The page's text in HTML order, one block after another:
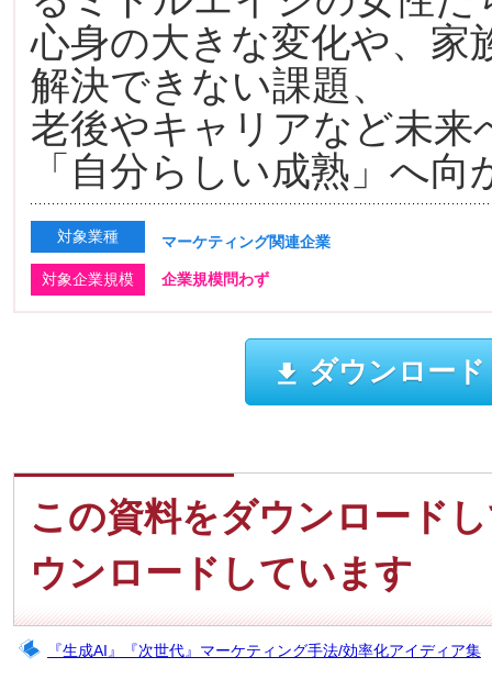
心身の大きな変化や、家
解決できない課題、
老後やキャリアなど未来
「自分らしい成熟」へ
対象業種 マーケティング関連企業
対象企業規模 企業規模問わず
ダウンロー
この資料をダウンロード
ウンロードしています
『生成AI』『次世代』マーケティング手法/効率化アイディア集